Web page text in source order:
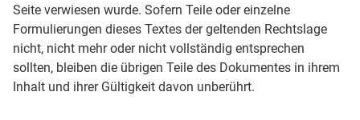
Seite verwiesen wurde. Sofern Teile oder einzelne
Formulierungen dieses Textes der geltenden Rechtslage
nicht, nicht mehr oder nicht vollständig entsprechen
sollten, bleiben die übrigen Teile des Dokumentes in ihrem
Inhalt und ihrer Gültigkeit davon unberührt.